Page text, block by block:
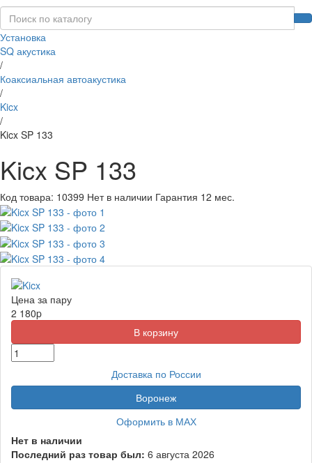
Установка
SQ акустика
/
Коаксиальная автоакустика
/
Kicx
/
Kicx SP 133
Kicx SP 133
Код товара: 10399 Нет в наличии Гарантия 12 мес.
Цена за пару
2 180p
Доставка по России
Воронеж
Оформить в МАХ
Нет в наличии
Последний раз товар был: 6 августа 2026